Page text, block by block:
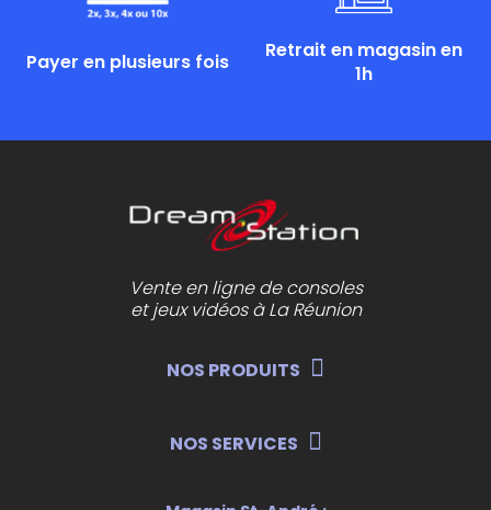
Payer en plusieurs fois
Retrait en magasin en
1h
Vente en ligne de consoles
et jeux vidéos à La Réunion
NOS PRODUITS
NOS SERVICES